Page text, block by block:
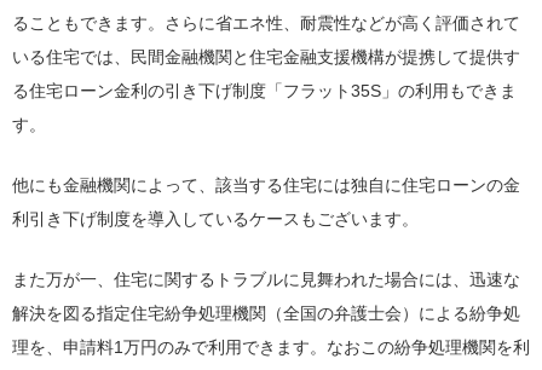
ることもできます。さらに省エネ性、耐震性などが高く評価されて
いる住宅では、民間金融機関と住宅金融支援機構が提携して提供す
る住宅ローン金利の引き下げ制度「フラット35S」の利用もできま
す。
他にも金融機関によって、該当する住宅には独自に住宅ローンの金
利引き下げ制度を導入しているケースもございます。
また万が一、住宅に関するトラブルに見舞われた場合には、迅速な
解決を図る指定住宅紛争処理機関（全国の弁護士会）による紛争処
理を、申請料1万円のみで利用できます。なおこの紛争処理機関を利